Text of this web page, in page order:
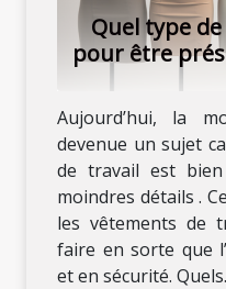
Quel type
pour être
Aujourd’hui, la
devenue un sujet
de travail est
moindres détails .
les vêtements de
faire en sorte que
et en sécurité.